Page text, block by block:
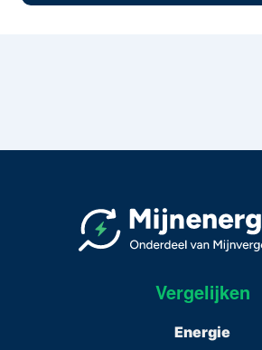
Vergelijken
Energie